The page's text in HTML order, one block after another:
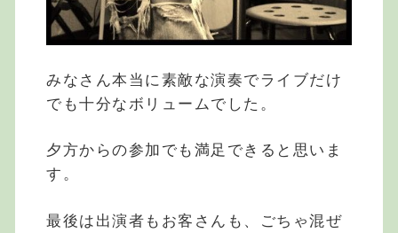
みなさん本当に素敵な演奏でライブだけ
でも十分なボリュームでした。
夕方からの参加でも満足できると思いま
す。
最後は出演者もお客さんも、ごちゃ混ぜ